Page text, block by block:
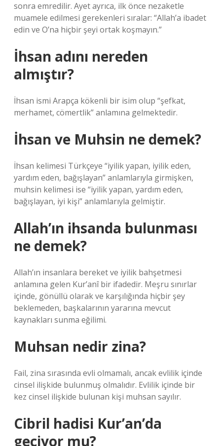
sonra emredilir. Ayet ayrıca, ilk önce nezaketle
muamele edilmesi gerekenleri sıralar: “Allah’a ibadet
edin ve O’na hiçbir şeyi ortak koşmayın.”
İhsan adını nereden
almıştır?
İhsan ismi Arapça kökenli bir isim olup “şefkat,
merhamet, cömertlik” anlamına gelmektedir.
İhsan ve Muhsin ne demek?
İhsan kelimesi Türkçeye “iyilik yapan, iyilik eden,
yardım eden, bağışlayan” anlamlarıyla girmişken,
muhsin kelimesi ise “iyilik yapan, yardım eden,
bağışlayan, iyi kişi” anlamlarıyla gelmiştir.
Allah’ın ihsanda bulunması
ne demek?
Allah’ın insanlara bereket ve iyilik bahşetmesi
anlamına gelen Kur’anî bir ifadedir. Meşru sınırlar
içinde, gönüllü olarak ve karşılığında hiçbir şey
beklemeden, başkalarının yararına mevcut
kaynakları sunma eğilimi.
Muhsan nedir zina?
Fail, zina sırasında evli olmamalı, ancak evlilik içinde
cinsel ilişkide bulunmuş olmalıdır. Evlilik içinde bir
kez cinsel ilişkide bulunan kişi muhsan sayılır.
Cibril hadisi Kur’an’da
geçiyor mu?